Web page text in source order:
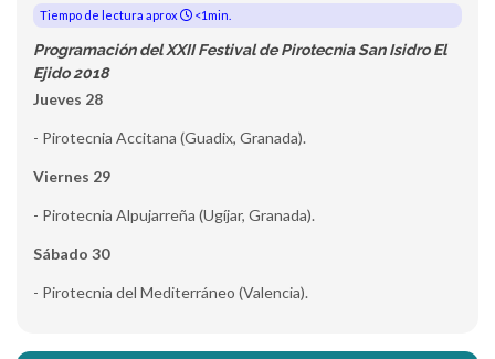
Tiempo de lectura aprox
<1min.
Programación del XXII Festival de Pirotecnia San Isidro El
Ejido 2018
Jueves 28
- Pirotecnia Accitana (Guadix, Granada).
Viernes 29
- Pirotecnia Alpujarreña (Ugíjar, Granada).
Sábado 30
- Pirotecnia del Mediterráneo (Valencia).